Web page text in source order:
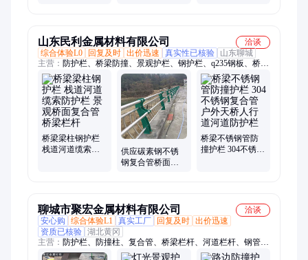
山东民利金属材料有限公司
洽谈
综合体验L0
回复及时 出价迅速 真实性已核验
山东聊城
主营： 防护栏、桥梁防撞、景观护栏、钢护栏、q235钢板、桥梁
栏杆、护栏栏杆、灯光栏杆、防撞栏杆、河道栏杆、铁艺栏杆、
不锈钢复合管护栏、钢板零切、激光切割耐磨钢板、护栏桥梁、
护栏立柱、镀锌护栏、扶手护栏、灯光护栏、绳索护栏、激光切
割异形件、桥梁护栏、公园护栏、防撞立柱、牛角支架
桥梁梁柱钢护栏
栈道河道缆索防
供应碳素钢不锈
钢复合管桥面安
桥梁不锈钢管防
撞护栏 304不锈钢
聊城市聚宏金属材料有限公司
洽谈
安心购
综合体验L1 真实工厂 回复及时 出价迅速
资质已核验 湖北黄冈
主营： 防护栏、防撞柱、复合管、桥梁栏杆、河道栏杆、钢管栏
杆、栏杆立柱、防撞栏、道路护栏、沿河护栏、景观护栏、公路